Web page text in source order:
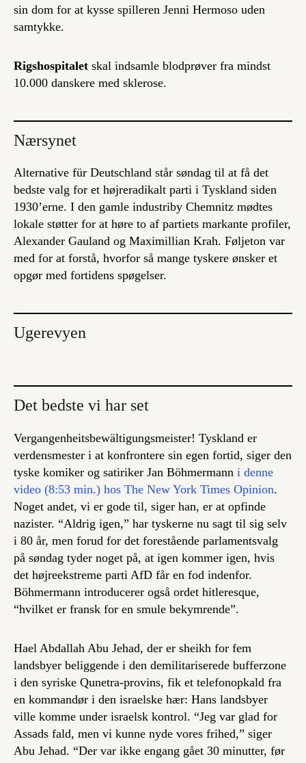
sin dom for at kysse spilleren Jenni Hermoso uden
samtykke.
Rigshospitalet skal indsamle blodprøver fra mindst
10.000 danskere med sklerose.
Nærsynet
Alternative für Deutschland står søndag til at få det
bedste valg for et højreradikalt parti i Tyskland siden
1930’erne. I den gamle industriby Chemnitz mødtes
lokale støtter for at høre to af partiets markante profiler,
Alexander Gauland og Maximillian Krah. Føljeton var
med for at forstå, hvorfor så mange tyskere ønsker et
opgør med fortidens spøgelser.
Ugerevyen
Det bedste vi har set
Vergangenheitsbewältigungsmeister! Tyskland er
verdensmester i at konfrontere sin egen fortid, siger den
tyske komiker og satiriker Jan Böhmermann i denne
video (8:53 min.) hos The New York Times Opinion.
Noget andet, vi er gode til, siger han, er at opfinde
nazister. “Aldrig igen,” har tyskerne nu sagt til sig selv
i 80 år, men forud for det forestående parlamentsvalg
på søndag tyder noget på, at igen kommer igen, hvis
det højreekstreme parti AfD får en fod indenfor.
Böhmermann introducerer også ordet hitleresque,
“hvilket er fransk for en smule bekymrende”.
Hael Abdallah Abu Jehad, der er sheikh for fem
landsbyer beliggende i den demilitariserede bufferzone
i den syriske Qunetra-provins, fik et telefonopkald fra
en kommandør i den israelske hær: Hans landsbyer
ville komme under israelsk kontrol. “Jeg var glad for
Assads fald, men vi kunne nyde vores frihed,” siger
Abu Jehad. “Der var ikke engang gået 30 minutter, før